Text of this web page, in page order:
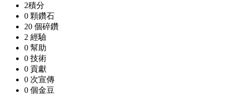
2積分
0 顆鑽石
20 個碎鑽
2 經驗
0 幫助
0 技術
0 貢獻
0 次宣傳
0 個金豆